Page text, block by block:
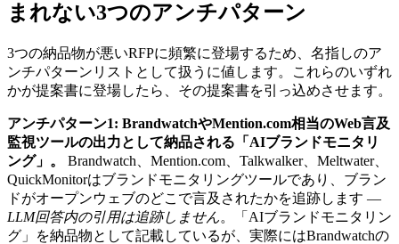
まれない3つのアンチパターン
3つの納品物が悪いRFPに頻繁に登場するため、名指しのア
ンチパターンリストとして扱うに値します。これらのいずれ
かが提案書に登場したら、その提案書を引っ込めさせます。
アンチパターン1: BrandwatchやMention.com相当のWeb言及
監視ツールの出力として納品される「AIブランドモニタリ
ング」。
Brandwatch、Mention.com、Talkwalker、Meltwater、
QuickMonitorはブランドモニタリングツールであり、ブラン
ドがオープンウェブのどこで言及されたかを追跡します —
LLM回答内の引用は追跡しません。「AIブランドモニタリン
グ」を納品物として記載しているが、実際にはBrandwatchの